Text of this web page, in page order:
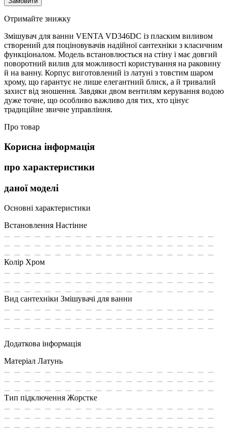
Отримайте знижку
Змішувач для ванни VENTA VD346DC із пласким виливом
створений для поціновувачів надійної сантехніки з класичним
функціоналом. Модель встановлюється на стіну і має довгий
поворотний вилив для можливості користування на раковину
й на ванну. Корпус виготовлений із латуні з товстим шаром
хрому, що гарантує не лише елегантний блиск, а й тривалий
захист від зношення. Завдяки двом вентилям керування водою
дуже точне, що особливо важливо для тих, хто цінує
традиційне звичне управління.
Про товар
Корисна інформація
про характеристики
даної моделі
Основні характеристики
Встановлення Настінне
Колір Хром
Вид сантехніки Змішувачі для ванни
Додаткова інформація
Матеріал Латунь
Тип підключення Жoрстке